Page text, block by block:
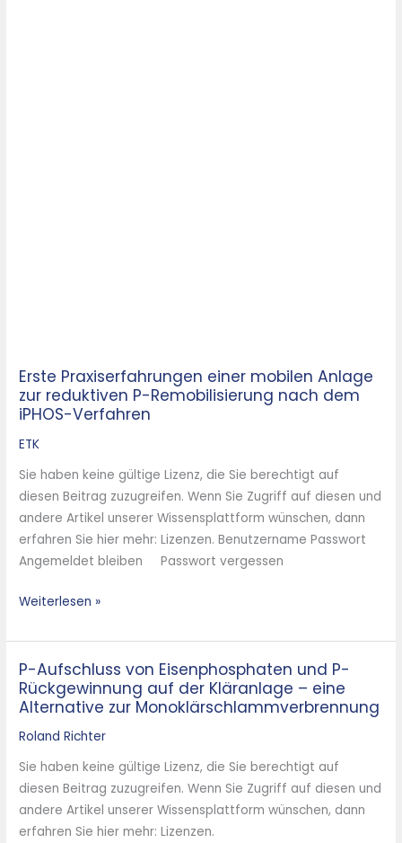
Erste Praxiserfahrungen einer mobilen Anlage
zur reduktiven P-Remobilisierung nach dem
iPHOS-Verfahren
ETK
Sie haben keine gültige Lizenz, die Sie berechtigt auf
diesen Beitrag zuzugreifen. Wenn Sie Zugriff auf diesen und
andere Artikel unserer Wissensplattform wünschen, dann
erfahren Sie hier mehr: Lizenzen. Benutzername Passwort
Angemeldet bleiben Passwort vergessen
Weiterlesen »
P-Aufschluss von Eisenphosphaten und P-
Rückgewinnung auf der Kläranlage – eine
Alternative zur Monoklärschlammverbrennung
Roland Richter
Sie haben keine gültige Lizenz, die Sie berechtigt auf
diesen Beitrag zuzugreifen. Wenn Sie Zugriff auf diesen und
andere Artikel unserer Wissensplattform wünschen, dann
erfahren Sie hier mehr: Lizenzen.
P-
Aufschluss
von
Eisenphosphaten
Rückgewinnung